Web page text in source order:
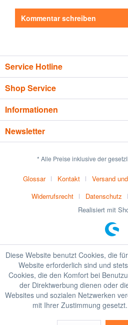
Kommentar schreiben
Service Hotline
Shop Service
Informationen
Newsletter
* Alle Preise inklusive der
Glossar Kontakt
Versand
Widerrufsrecht
Datenschutz
Realisiert mit
Diese Website benutzt Cookies, die
Website erforderlich sind und
Cookies, die den Komfort bei
der Direktwerbung dienen oder
Websites und sozialen Netzwerken
mit Ihrer Zustimmung gesetzt.